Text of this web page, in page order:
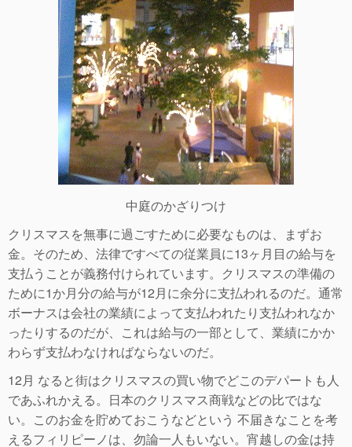
中庭のかざりつけ
クリスマスを無事に過ごすために必要なものは、まずお
金。そのため、法律ですべての従業員に13ヶ月目の給与を
支払うことが義務付けられています。クリスマスの準備の
ために1か月分の給与が12月に余分に支払われるのだ。通常
ボーナスは会社の業績によって支払われたり支払われなか
ったりするのだが、これは給与の一部として、業績にかか
わらず支払わなければならないのだ。
12月 なると街はクリスマスの買い物でどこのデパートも人
であふれかえる。日本のクリスマス商戦などの比ではな
い。このお金を貯めておこうなどという 不届きなことを考
えるフィリピーノは、勿論一人もいない。宵越しの金は持